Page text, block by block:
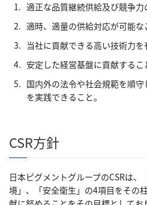
適正な品質継続供給及び競争
適時、適量の供給対応が可能な
当社に貢献できる高い技術力を
安定した経営基盤に貢献するこ
国内外の法令や社会規範を順
を実践できること。
CSR方針
日本ピグメントグループのCSRは
境」、「安全衛生」の4項目をその